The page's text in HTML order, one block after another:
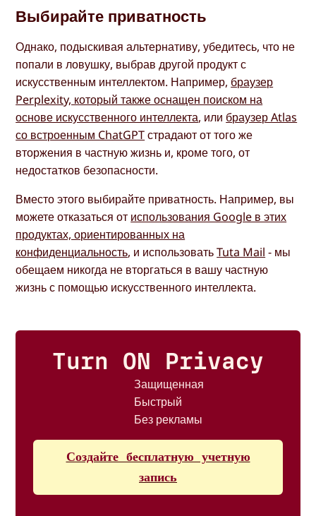
Выбирайте приватность
Однако, подыскивая альтернативу, убедитесь, что не
попали в ловушку, выбрав другой продукт с
искусственным интеллектом. Например, браузер
Perplexity, который также оснащен поиском на
основе искусственного интеллекта, или браузер Atlas
со встроенным ChatGPTстрадают от того же
вторжения в частную жизнь и, кроме того, от
недостатков безопасности.
Вместо этого выбирайте приватность. Например, вы
можете отказаться от использования Google в этих
продуктах, ориентированных на
конфиденциальность, и использоватьTuta Mail - мы
обещаем никогда не вторгаться в вашу частную
жизнь с помощью искусственного интеллекта.
Turn ON Privacy
Защищенная
Быстрый
Без рекламы
Создайте бесплатную учетную
запись